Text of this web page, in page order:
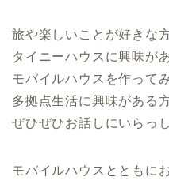
旅や楽しいことが好きな方
タイニーハウスに興味が
モバイルハウスを作って
多拠点生活に興味がある方
ぜひぜひお話しにいらっ
モバイルハウスとともに